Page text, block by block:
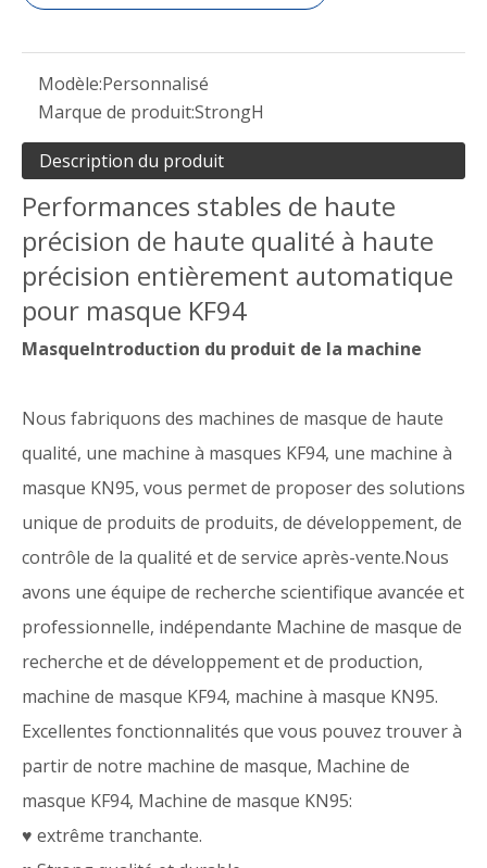
Modèle:Personnalisé
Marque de produit:StrongH
Description du produit
Performances stables de haute
précision de haute qualité à haute
précision entièrement automatique
pour masque KF94
MasqueIntroduction du produit de la machine
Nous fabriquons des machines de masque de haute
qualité, une machine à masques KF94, une machine à
masque KN95, vous permet de proposer des solutions
unique de produits de produits, de développement, de
contrôle de la qualité et de service après-vente.Nous
avons une équipe de recherche scientifique avancée et
professionnelle, indépendante Machine de masque de
recherche et de développement et de production,
machine de masque KF94, machine à masque KN95.
Excellentes fonctionnalités que vous pouvez trouver à
partir de notre machine de masque, Machine de
masque KF94, Machine de masque KN95:
♥ extrême tranchante.